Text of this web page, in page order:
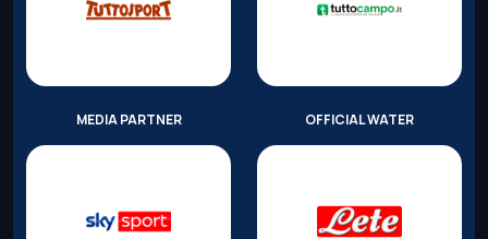
MEDIA PARTNER OFFICIAL WATER